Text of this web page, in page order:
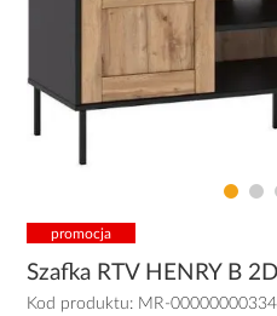
promocja
Szafka RTV HENRY B
Kod produktu: MR-